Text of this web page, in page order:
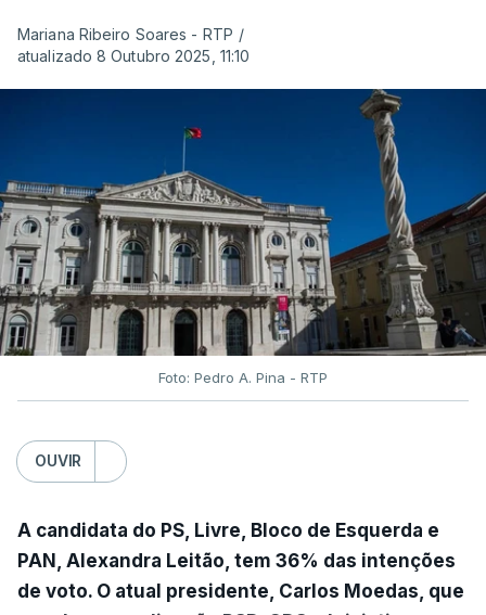
Mariana Ribeiro Soares - RTP /
atualizado 8 Outubro 2025, 11:10
Foto: Pedro A. Pina - RTP
OUVIR
A candidata do PS, Livre, Bloco de Esquerda e
PAN, Alexandra Leitão, tem 36% das intenções
de voto. O atual presidente, Carlos Moedas, que